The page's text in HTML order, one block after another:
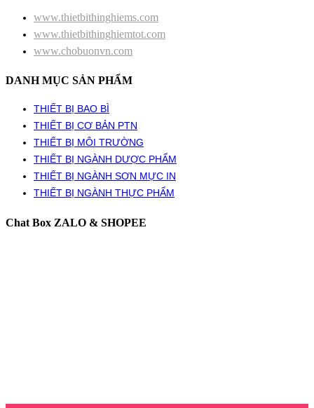
www.thietbithinghiems.com
www.thietbithinghiemtot.com
www.chobuonvn.com
DANH MỤC SẢN PHẨM
THIẾT BỊ BAO BÌ
THIẾT BỊ CƠ BẢN PTN
THIẾT BỊ MÔI TRƯỜNG
THIẾT BỊ NGÀNH DƯỢC PHẨM
THIẾT BỊ NGÀNH SƠN MỰC IN
THIẾT BỊ NGÀNH THỰC PHẨM
Chat Box ZALO & SHOPEE